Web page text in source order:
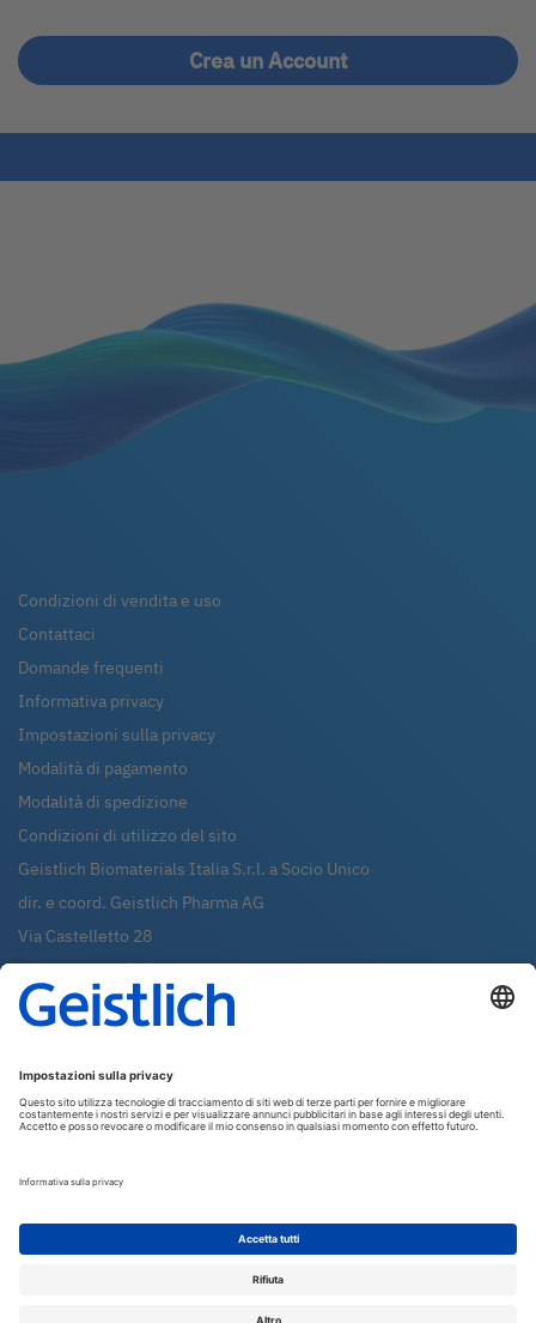
Crea un Account
Condizioni di vendita e uso
Contattaci
Domande frequenti
Informativa privacy
Impostazioni sulla privacy
Modalità di pagamento
Modalità di spedizione
Condizioni di utilizzo del sito
Geistlich Biomaterials Italia S.r.l. a Socio Unico
dir. e coord. Geistlich Pharma AG
Via Castelletto 28
36016Thiene (VI)
Tel.:0445-370890
Whatsapp:0445-370890
shop@geistlich.it
P.IVA - C.F. - REG. IMP. 02971380247